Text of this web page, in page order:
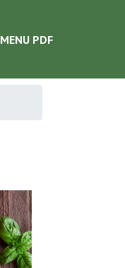
MENU PDF